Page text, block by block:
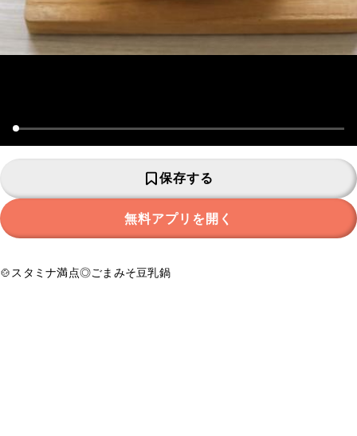
保存する
無料アプリを開く
🍲スタミナ満点◎ごまみそ豆乳鍋